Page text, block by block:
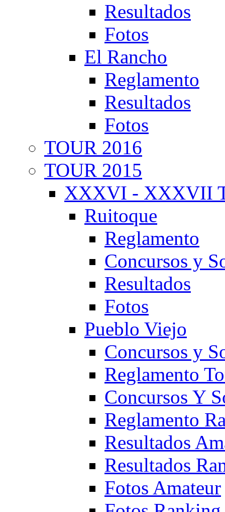
Resultados
Fotos
El Rancho
Reglamento
Resultados
Fotos
TOUR 2016
TOUR 2015
XXXVI - XXXVII
Ruitoque
Reglamento
Concursos y
Resultados
Fotos
Pueblo Viejo
Concursos y
Reglamento
Concursos Y
Reglamento
Resultados
Resultados
Fotos Amateur